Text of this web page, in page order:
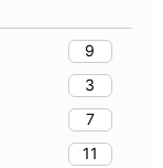
9
3
7
11